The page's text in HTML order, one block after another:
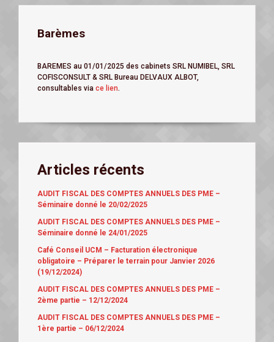
Barèmes
BAREMES au 01/01/2025 des cabinets SRL NUMIBEL, SRL
COFISCONSULT & SRL Bureau DELVAUX ALBOT,
consultables via ce lien.
Articles récents
AUDIT FISCAL DES COMPTES ANNUELS DES PME –
Séminaire donné le 20/02/2025
AUDIT FISCAL DES COMPTES ANNUELS DES PME –
Séminaire donné le 24/01/2025
Café Conseil UCM – Facturation électronique
obligatoire – Préparer le terrain pour Janvier 2026
(19/12/2024)
AUDIT FISCAL DES COMPTES ANNUELS DES PME –
2ème partie – 12/12/2024
AUDIT FISCAL DES COMPTES ANNUELS DES PME –
1ère partie – 06/12/2024